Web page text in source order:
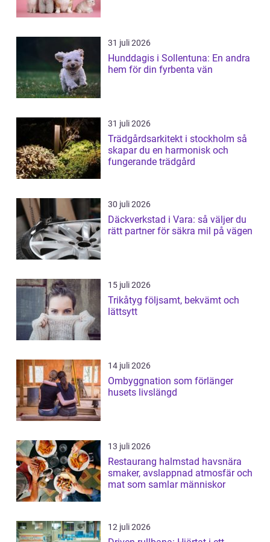
31 juli 2026
Hunddagis i Sollentuna: En andra
hem för din fyrbenta vän
31 juli 2026
Trädgårdsarkitekt i stockholm så
skapar du en harmonisk och
fungerande trädgård
30 juli 2026
Däckverkstad i Vara: så väljer du
rätt partner för säkra mil på vägen
15 juli 2026
Trikåtyg följsamt, bekvämt och
lättsytt
14 juli 2026
Ombyggnation som förlänger
husets livslängd
13 juli 2026
Restaurang halmstad havsnära
smaker, avslappnad atmosfär och
mat som samlar människor
12 juli 2026